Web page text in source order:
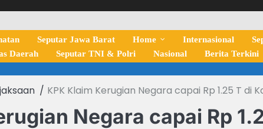
Seputar Jawa Barat Home Internasional
Daerah Seputar TNI & Polri Nasional Berita Terkini
KPK Klaim Kerugian Negara capai Rp 1.25 T di
Negara capai Rp